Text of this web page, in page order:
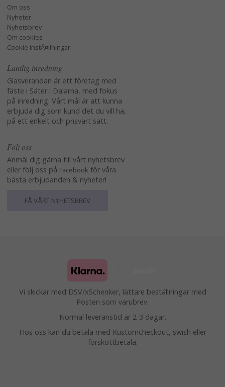
Om oss
Nyheter
Nyhetsbrev
Om cookies
Cookie instÃ¤llningar
Lantlig inredning
Glasverandan är ett företag med
fäste i Säter i Dalarna, med fokus
på inredning. Vårt mål är att kunna
erbjuda dig som kund det du vill ha,
på ett enkelt och prisvärt sätt.
Följ oss
Anmäl dig gärna till vårt nyhetsbrev
eller följ oss på Facebook för våra
bästa erbjudanden & nyheter!
FÅ VÅRT NYHETSBREV
Vi skickar med DSV/xSchenker, lättare beställningar med
Posten som varubrev.
Normal leveranstid är 2-3 dagar.
Hos oss kan du betala med Kustomcheckout, swish eller
förskottbetala.